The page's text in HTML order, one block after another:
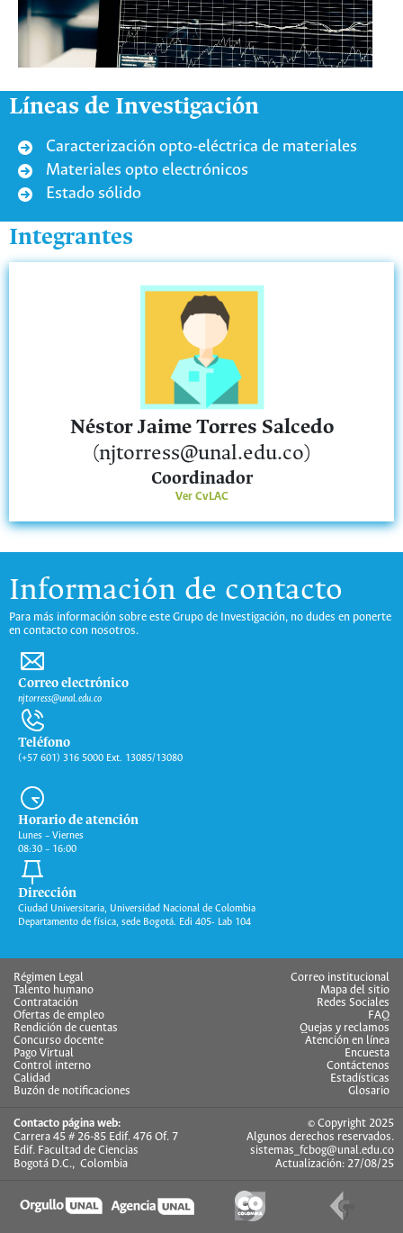
Líneas de Investigación
Caracterización opto-eléctrica de materiales
Materiales opto electrónicos
Estado sólido
Integrantes
Néstor Jaime Torres Salcedo
(njtorress@unal.edu.co)
Coordinador
Ver CvLAC
Información de contacto
Para más información sobre este Grupo de Investigación, no dudes en ponerte
en contacto con nosotros.
Correo electrónico
njtorress@unal.edu.co
Teléfono
(+57 601) 316 5000 Ext. 13085/13080
Horario de atención
Lunes – Viernes
08:30 – 16:00
Dirección
Ciudad Universitaria, Universidad Nacional de Colombia
Departamento de física, sede Bogotá. Edi 405- Lab 104
Régimen Legal
Talento humano
Contratación
Ofertas de empleo
Rendición de cuentas
Concurso docente
Pago Virtual
Control interno
Calidad
Buzón de notificaciones
Correo institucional
Mapa del sitio
Redes Sociales
FAQ
Quejas y reclamos
Atención en línea
Encuesta
Contáctenos
Estadísticas
Glosario
Contacto página web:
Carrera 45 # 26-85 Edif. 476 Of. 7
Edif. Facultad de Ciencias
Bogotá D.C., Colombia
© Copyright 2025
Algunos derechos reservados.
sistemas_fcbog@unal.edu.co
Actualización: 27/08/25